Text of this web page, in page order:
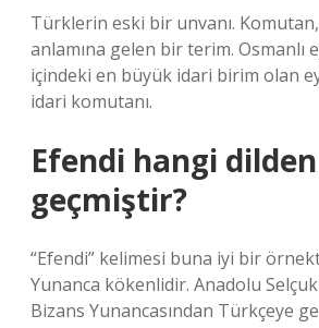
Türklerin eski bir unvanı.
anlamına gelen bir terim. Osmanlı
içindeki en büyük idari birim olan
idari komutanı.
Efendi hangi dilden
geçmiştir?
“Efendi” kelimesi buna iyi bir
Yunanca kökenlidir. Anadolu
Bizans Yunancasından Türkçeye